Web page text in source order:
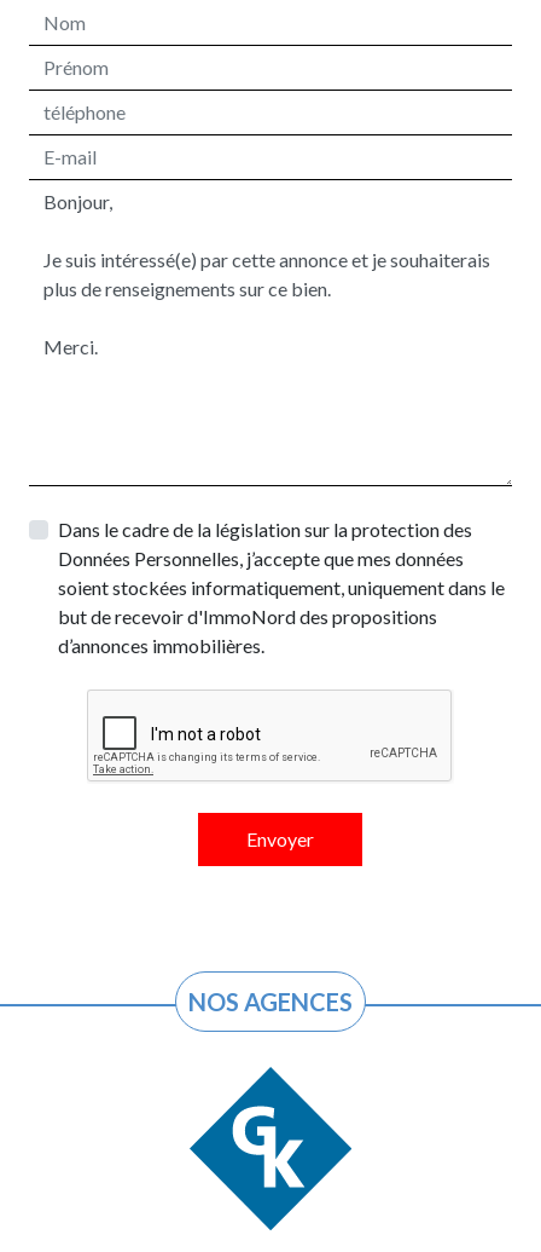
Dans le cadre de la législation sur la protection des
Données Personnelles, j’accepte que mes données
soient stockées informatiquement, uniquement dans le
but de recevoir d'ImmoNord des propositions
d’annonces immobilières.
NOS AGENCES